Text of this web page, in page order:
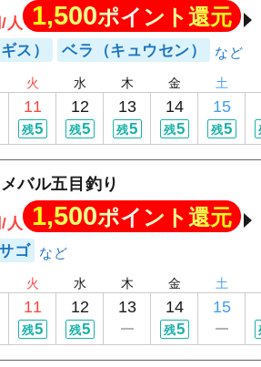
/人 1,500ポイント還元
ス） ベラ（キュウセン）
火
11
残5
水
12
残5
木
13
残5
金
14
残5
土
15
残5
バル五目釣り
/人 1,500ポイント還元
ゴ
火
11
残5
水
12
残5
木
13
金
14
残5
土
15